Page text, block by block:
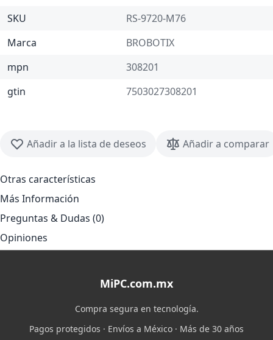
SKU
RS-9720-M76
Marca
BROBOTIX
mpn
308201
gtin
7503027308201
Añadir a la lista de deseos Añadir a comparar
Otras características
Más Información
Preguntas & Dudas (0)
Opiniones
MiPC.com.mx
Compra segura en tecnología.
Pagos protegidos · Envíos a México · Más de 30 años